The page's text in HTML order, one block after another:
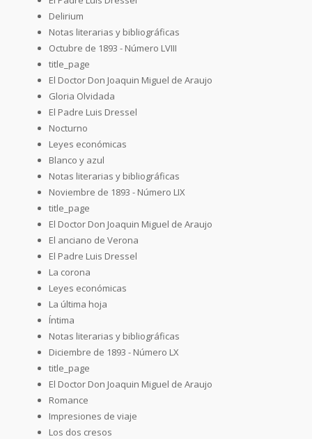
Delirium
Notas literarias y bibliográficas
Octubre de 1893 - Número LVIII
title_page
El Doctor Don Joaquin Miguel de Araujo
Gloria Olvidada
El Padre Luis Dressel
Nocturno
Leyes económicas
Blanco y azul
Notas literarias y bibliográficas
Noviembre de 1893 - Número LIX
title_page
El Doctor Don Joaquin Miguel de Araujo
El anciano de Verona
El Padre Luis Dressel
La corona
Leyes económicas
La última hoja
Íntima
Notas literarias y bibliográficas
Diciembre de 1893 - Número LX
title_page
El Doctor Don Joaquin Miguel de Araujo
Romance
Impresiones de viaje
Los dos cresos